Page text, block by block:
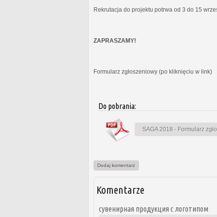
Rekrutacja do projektu potrwa od 3 do 15
ZAPRASZAMY!
Formularz zgłoszeniowy (po kliknięciu w link)
Do pobrania:
SAGA 2018 - Formularz
Dodaj komentarz
Komentarze
сувенирная продукция с логотипом